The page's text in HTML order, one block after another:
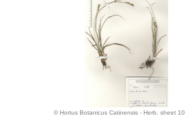
© Hortus Botanicus Catinensis - Herb. sheet